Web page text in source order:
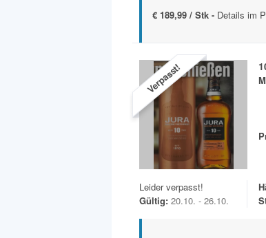
€ 189,99 / Stk - Details im
Verpasst!
Leider verpasst!
Gültig: 20.10. - 26.10.